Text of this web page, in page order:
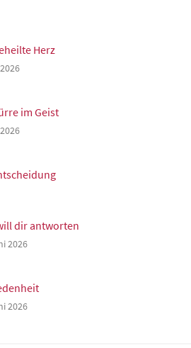
Herz
im Geist
dir antworten
2026
2026